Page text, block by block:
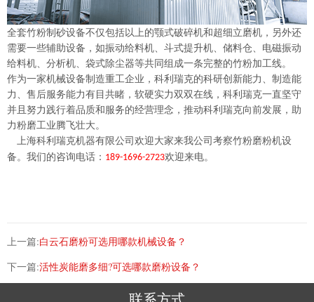
全套竹粉制砂设备不仅包括以上的颚式破碎机和 超细立磨机，另外还
需要一些辅助设备，如振动给料机、斗式提升机、储料仓、电磁振动
给料机、分析机、袋式除尘器等共同组成一条完整的竹粉加工线。
作为一家机械设备制造重工企业，科利瑞克的科研创新能力、制造能
力、售后服务能力有目共睹，软硬实力双双在线，科利瑞克一直坚守
并且努力践行着品质和服务的经营理念，推动科利瑞克向前发展，助
力粉磨工业腾飞壮大。
上海科利瑞克机器有限公司欢迎大家来我公司考察竹粉磨粉机设
备。我们的咨询电话： 189-1696-2723欢迎来电。
上一篇:白云石磨粉可选用哪款机械设备？
下一篇:活性炭能磨多细?可选哪款磨粉设备？